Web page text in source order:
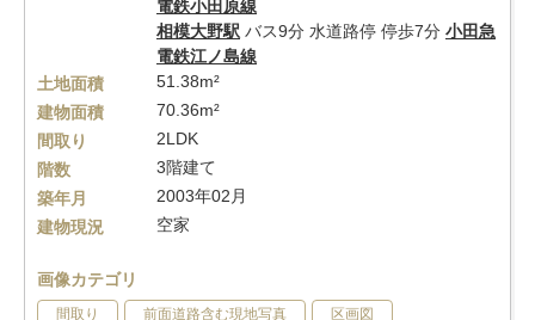
電鉄小田原線
相模大野駅 バス9分 水道路停 停歩7分 小田急
電鉄江ノ島線
土地面積
51.38m²
建物面積
70.36m²
間取り
2LDK
階数
3階建て
築年月
2003年02月
建物現況
空家
画像カテゴリ
間取り 前面道路含む現地写真 区画図